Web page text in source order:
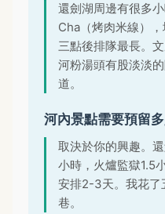
還劍湖周邊有很多
Cha（烤肉米線）
三點後排隊最長。
河粉湯頭有股淡淡
道。
河內景點需要預留
取決於你的興趣。
小時，火爐監獄1.5
安排2-3天。我花了
巷。